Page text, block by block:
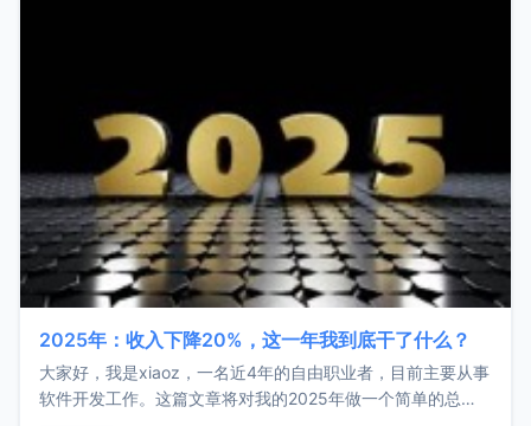
2025年：收入下降20%，这一年我到底干了什么？
大家好，我是xiaoz，一名近4年的自由职业者，目前主要从事
软件开发工作。这篇文章将对我的2025年做一个简单的总